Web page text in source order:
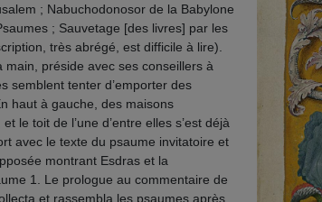
; Nabuchodonosor de la Babylone
; Sauvetage [des livres] par les
très abrégé, est difficile à lire).
préside avec ses conseillers à
semblent tenter d’emporter des
haut à gauche, des maisons
le toit de l’une d’entre elles s’est déjà
avec le texte du psaume invitatoire et
montrant Esdras et la
1. Le prologue au commentaire de
et rassembla les psaumes après